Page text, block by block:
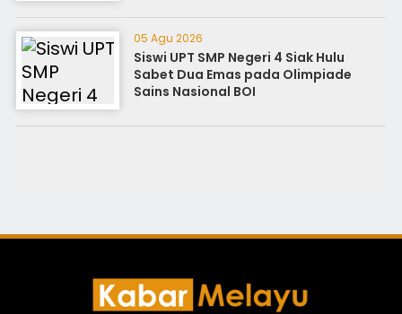
05 Agu 2026
Siswi UPT SMP Negeri 4 Siak Hulu
Sabet Dua Emas pada Olimpiade
Sains Nasional BOI